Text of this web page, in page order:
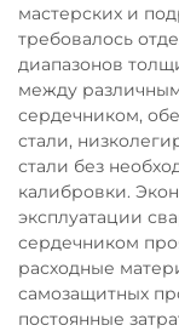
мастерских и
требовалось
диапазонов
между
сердечником,
стали,
стали без
калибровки.
эксплуатации
сердечником
расходные
самозащитных
постоянные